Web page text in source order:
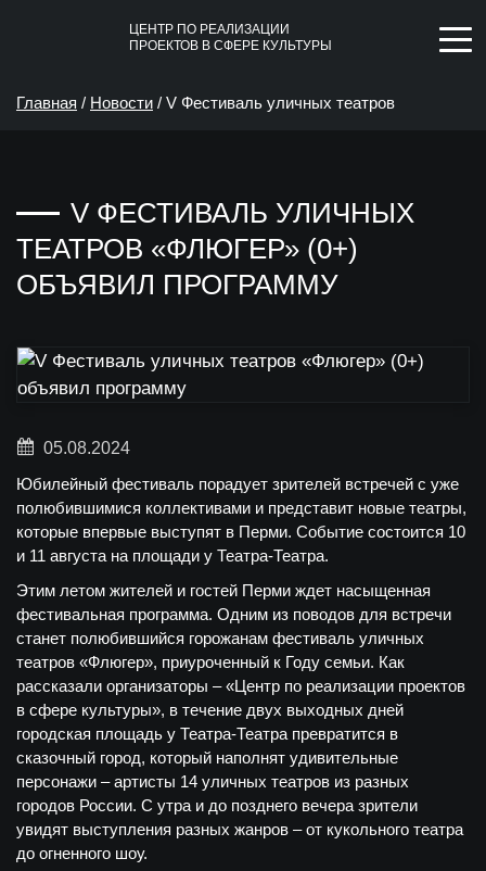
ЦЕНТР ПО РЕАЛИЗАЦИИ
ПРОЕКТОВ В СФЕРЕ КУЛЬТУРЫ
Главная / Новости / V Фестиваль уличных театров
V ФЕСТИВАЛЬ УЛИЧНЫХ
ТЕАТРОВ «ФЛЮГЕР» (0+)
ОБЪЯВИЛ ПРОГРАММУ
05.08.2024
Юбилейный фестиваль порадует зрителей встречей с уже
полюбившимися коллективами и представит новые театры,
которые впервые выступят в Перми. Событие состоится 10
и 11 августа на площади у Театра-Театра.
Этим летом жителей и гостей Перми ждет насыщенная
фестивальная программа. Одним из поводов для встречи
станет полюбившийся горожанам фестиваль уличных
театров «Флюгер», приуроченный к Году семьи. Как
рассказали организаторы – «Центр по реализации проектов
в сфере культуры», в течение двух выходных дней
городская площадь у Театра-Театра превратится в
сказочный город, который наполнят удивительные
персонажи – артисты 14 уличных театров из разных
городов России. С утра и до позднего вечера зрители
увидят выступления разных жанров – от кукольного театра
до огненного шоу.